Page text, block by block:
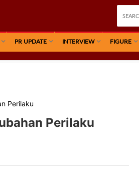
PR UPDATE INTERVIEW FIGURE
Perilaku
Perilaku